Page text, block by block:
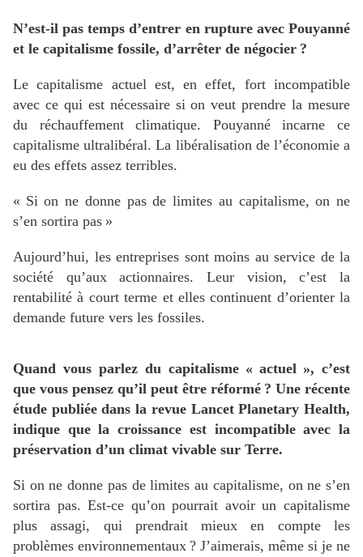
N’est-il pas temps d’entrer en rupture avec Pouyanné
et le capitalisme fossile, d’arrêter de négocier ?
Le capitalisme actuel est, en effet, fort incompatible
avec ce qui est nécessaire si on veut prendre la mesure
du réchauffement climatique. Pouyanné incarne ce
capitalisme ultralibéral. La libéralisation de l’économie a
eu des effets assez terribles.
« Si on ne donne pas de limites au capitalisme, on ne
s’en sortira pas »
Aujourd’hui, les entreprises sont moins au service de la
société qu’aux actionnaires. Leur vision, c’est la
rentabilité à court terme et elles continuent d’orienter la
demande future vers les fossiles.
Quand vous parlez du capitalisme « actuel », c’est
que vous pensez qu’il peut être réformé ? Une récente
étude publiée dans la revue Lancet Planetary Health,
indique que la croissance est incompatible avec la
préservation d’un climat vivable sur Terre.
Si on ne donne pas de limites au capitalisme, on ne s’en
sortira pas. Est-ce qu’on pourrait avoir un capitalisme
plus assagi, qui prendrait mieux en compte les
problèmes environnementaux ? J’aimerais, même si je ne